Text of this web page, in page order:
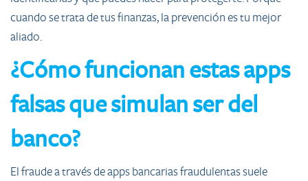
cuando se trata de tus finanzas, la prevención es tu mejor
aliado.
¿Cómo funcionan estas apps
falsas que simulan ser del
banco?
El fraude a través de apps bancarias fraudulentas suele